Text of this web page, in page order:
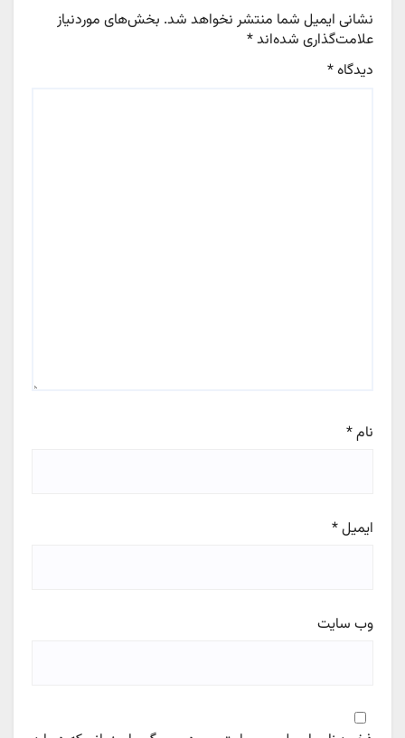
نشانی ایمیل شما منتشر نخواهد شد. بخش‌های موردنیاز
علامت‌گذاری شده‌اند*
دیدگاه*
نام*
ایمیل*
وب‌ سایت